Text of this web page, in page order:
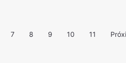
7 8 9 10 11